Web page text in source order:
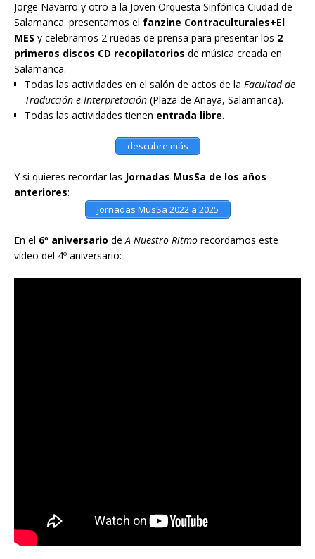
Jorge Navarro y otro a la Joven Orquesta Sinfónica Ciudad de
Salamanca. presentamos el fanzine Contraculturales+El
MES y celebramos 2 ruedas de prensa para presentar los 2
primeros discos CD recopilatorios de música creada en
Salamanca.
Todas las actividades en el salón de actos de la Facultad de
Traducción e Interpretación (Plaza de Anaya, Salamanca).
Todas las actividades tienen entrada libre.
descubre más
Y si quieres recordar las Jornadas MusSa de los años
anteriores:
Jornadas MusSa 2022 a 2025
En el 6º aniversario de A Nuestro Ritmo recordamos este
vídeo del 4º aniversario: